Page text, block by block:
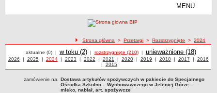
MENU
Szkoły podstawowe
Inne placówki
PRACA W PLACÓWKACH OŚWIATWYCH
ścieżka nawigacji
Strona główna >Przetargi >Rozstrzygnięte >2024
Przetargi
aktualne (0)| Przetargi
w toku (2)| rozstrzygnięte (210)| Przetargi
unieważnione (18)
Przetargi z roku
2026 | Przetargi z roku
2025 | Przetargi z roku
2024| Przetargi z roku
2023 | Przetargi z roku
2022 | Przetargi z roku
2021 | Przetargi z roku
2020| Przetargi z roku
2019 | Przetargi z roku
2018 | Przetargi z roku
2017 | Przetargi
2016
| Przetargi z roku
2015
zamówienie na: Dostawa artykułów spożywczych w pakiecie do Specjalnego
Ośrodka Szkolno – Wychowawczego w Jeleniej Górze –
mleko, nabiał, art. spożywcze